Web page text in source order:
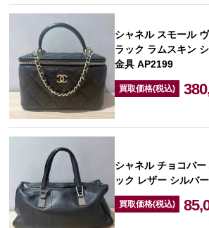
シャネル スモール
ラック ラムスキン
金具 AP2199
買取価格(税込)
シャネル チョコバ
ック レザー シルバ
買取価格(税込)